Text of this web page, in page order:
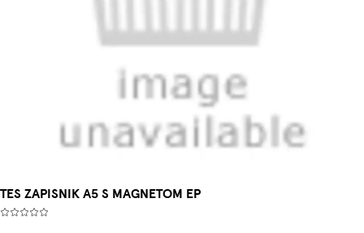
TES ZAPISNIK A5 S MAGNETOM EP